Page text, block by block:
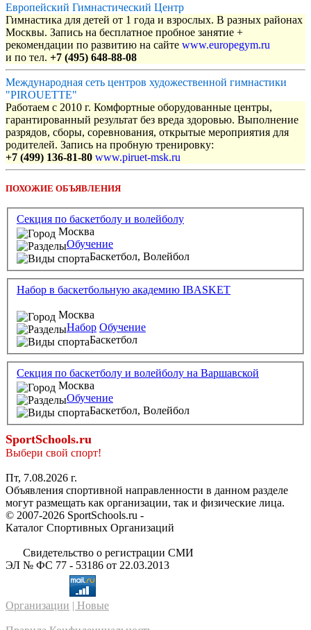
Европейский Гимнастический Центр
Гимнастика для детей от 1 года и взрослых. В разных районах
Москвы. Запись на бесплатное пробное занятие +
рекомендации по развитию на сайте www.europegym.ru
и по тел. +7 (495) 648-88-08
Международная сеть центров художественной гимнастики
"PIROUETTE"
Работаем с 2010 г. Комфортные оборудованные центры,
гарантированный результат без вреда здоровью. Выполнение
разрядов, сборы, соревнования, открытые мероприятия для
родителей. Запись на пробную тренировку:
+7 (499) 136-81-80 www.piruet-msk.ru
ПОХОЖИЕ ОБЪЯВЛЕНИЯ
Секция по баскетболу и волейболу
Москва
Обучение
Баскетбол, Волейбол
Набор в баскетбольную академию IBASKET
Москва
Набор Обучение
Баскетбол
Секция по баскетболу и волейболу на Варшавской
Москва
Обучение
Баскетбол, Волейбол
SportSchools.ru
Выбери свой спорт!
Пт, 7.08.2026 г.
Объявления спортивной направленности в данном разделе
могут размещать как организации, так и физические лица.
© 2007-2026 SportSchools.ru -
Каталог Спортивных Организаций
Свидетельство о регистрации СМИ
ЭЛ № ФС 77 - 53186 от 22.03.2013
Организации | Новые